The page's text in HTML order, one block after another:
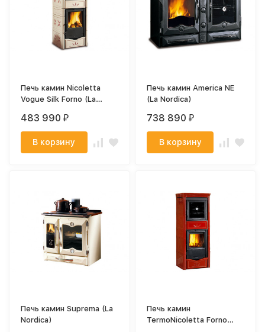
Печь камин Nicoletta
Vogue Silk Forno (La
483 990₽
В корзину
Печь камин America NE
(La Nordica)
738 890₽
В корзину
Печь камин Suprema (La
Nordica)
Печь камин
TermoNicoletta Forno